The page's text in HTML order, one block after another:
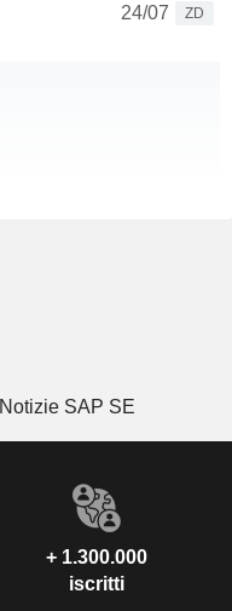
24/07
ZD
Notizie SAP SE
+ 1.300.000
iscritti